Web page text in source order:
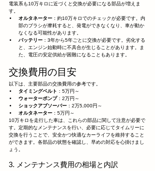
電装系も10万キロに近づくと交換が必要になる部品が増えま
す。
オルタネーター ：約10万キロでのチェックが必要です。内
部のブラシが摩耗すると、発電ができなくなり、車が動か
なくなる可能性があります。
バッテリー ：3年から5年ごとに交換が必要です。劣化する
と、エンジン始動時に不具合が生じることがあります。ま
た、電圧の安定供給が困難になることもあります。
交換費用の目安
以下は、主要部品の交換費用の参考です。
タイミングベルト ：5万円～
ウォーターポンプ：2万円～
ショックアブソーバー ：2万5,000円～
オルタネーター ：5万円～
10万キロを走行した車は、これらの部品に関して注意が必要で
す。定期的なメンテナンスを行い、必要に応じてタイムリーに
交換を行うことで、安全かつ快適なカーライフを維持すること
ができます。各部品の状態を確認し、早めの対応を心掛けまし
ょう。
3. メンテナンス費用の相場と内訳